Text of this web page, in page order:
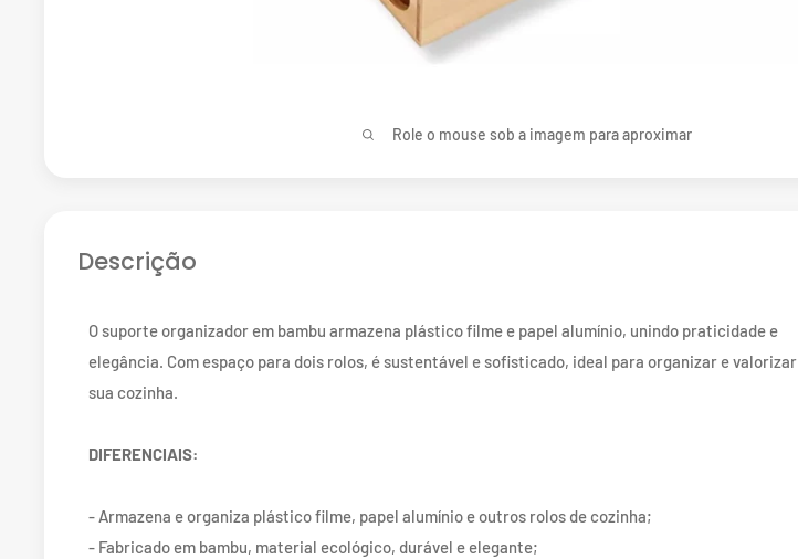
Role o mouse sob a imagem para aproximar
Descrição
O suporte organizador em bambu armazena plástico filme e papel alumínio, unindo praticidade e
elegância. Com espaço para dois rolos, é sustentável e sofisticado, ideal para organizar e valorizar
sua cozinha.
DIFERENCIAIS:
- Armazena e organiza plástico filme, papel alumínio e outros rolos de cozinha;
- Fabricado em bambu, material ecológico, durável e elegante;